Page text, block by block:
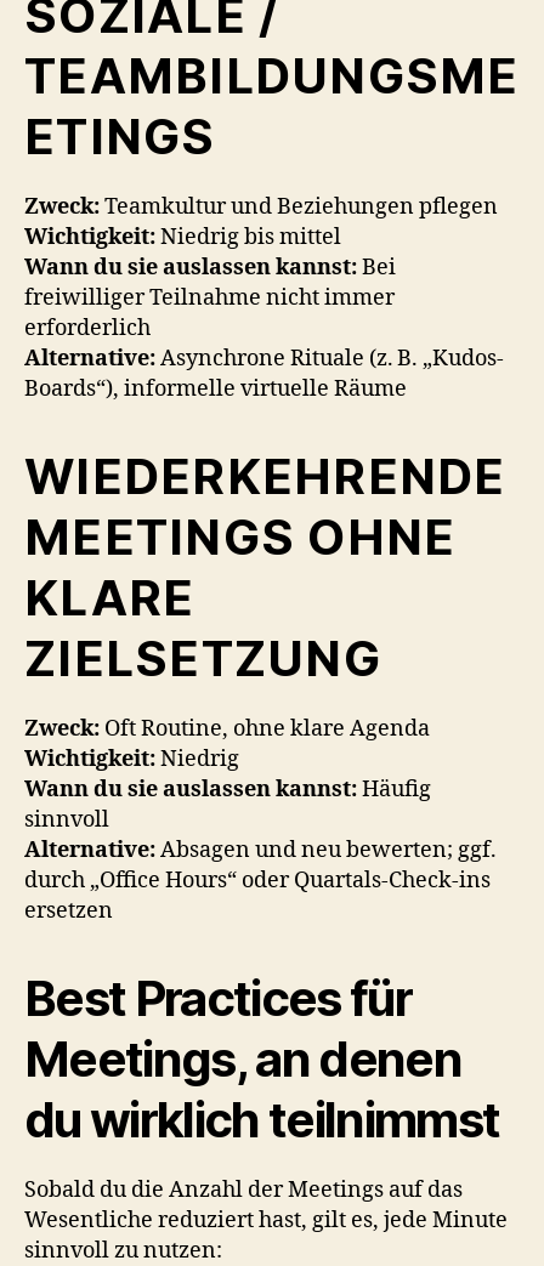
SOZIALE /
TEAMBILDUNGSME
ETINGS
Zweck:Teamkultur und Beziehungen pflegen
Wichtigkeit:Niedrig bis mittel
Wann du sie auslassen kannst:Bei
freiwilliger Teilnahme nicht immer
erforderlich
Alternative:Asynchrone Rituale (z. B. „Kudos-
Boards“), informelle virtuelle Räume
WIEDERKEHRENDE
MEETINGS OHNE
KLARE
ZIELSETZUNG
Zweck: Oft Routine, ohne klare Agenda
Wichtigkeit:Niedrig
Wann du sie auslassen kannst:Häufig
sinnvoll
Alternative:Absagen und neu bewerten; ggf.
durch „Office Hours“ oder Quartals-Check-ins
ersetzen
Best Practices für
Meetings, an denen
du wirklich teilnimmst
Sobald du die Anzahl der Meetings auf das
Wesentliche reduziert hast, gilt es, jede Minute
sinnvoll zu nutzen: